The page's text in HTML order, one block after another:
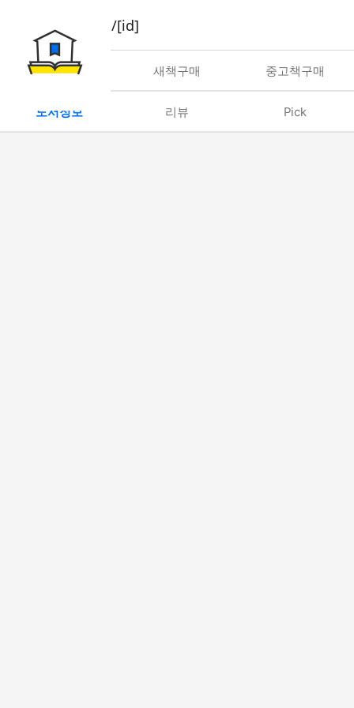
book/rent/[id]
대여 새책구매 중고책구매
도서정보 리뷰 Pick